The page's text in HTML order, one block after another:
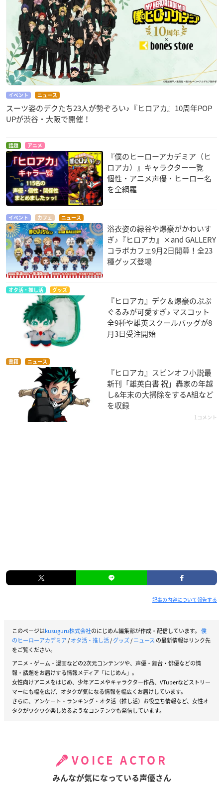
イベント ニュース
スーツ姿のデクたち23人が勢ぞろい♪『ヒロアカ』10周年POP
UPが渋谷・大阪で開催！
話題 アニメ
『僕のヒーローアカデミア（ヒ
ロアカ）』キャラクター一覧
個性・アニメ声優・ヒーロー名
を全網羅
イベント カフェ ニュース
浴衣姿の緑谷や爆豪がかわいす
ぎ♪『ヒロアカ』×and GALLERY
コラボカフェ9月2日開幕！全23
種グッズ登場
オタ活・推し活 グッズ
『ヒロアカ』デク＆爆豪のぷぷ
ぐるみが可愛すぎ♪ マスコット
全9種や雄英スクールバッグが8
月3日受注開始
書籍 ニュース
『ヒロアカ』スピンオフ小説最
新刊「雄英白書 祝」轟家の年越
し&年末の大掃除をするA組など
を収録
1コメント
記事の内容について報告する
このページはkusuguru株式会社のにじめん編集部が作成・配信しています。 僕
のヒーローアカデミア/オタ活・推し活/グッズ/ニュース の最新情報はリンク先
をご覧ください。
アニメ・ゲーム・漫画などの2次元コンテンツや、声優・舞台・俳優などの情
報・話題をお届けする情報メディア「にじめん」。
女性向けアニメをはじめ、少年アニメやキャラクター作品、VTuberなどストリー
マーにも幅を広げ、オタクが気になる情報を幅広くお届けしています。
さらに、アンケート・ランキング・オタ活（推し活）お役立ち情報など、女性オ
タクがワクワク楽しめるようなコンテンツも発信しています。
VOICE ACTOR
みんなが気になっている声優さん